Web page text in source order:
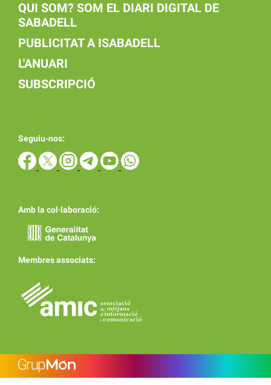
QUI SOM? SOM EL DIARI DIGITAL DE
SABADELL
PUBLICITAT A ISABADELL
L'ANUARI
SUBSCRIPCIÓ
Seguiu-nos:
Amb la col·laboració:
Membres associats: